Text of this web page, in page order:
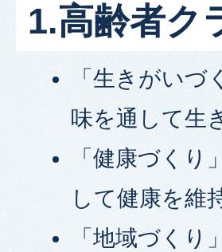
1.高齢者ク
「生きがい
味を通して生
「健康づく
して健康を維
「地域づく